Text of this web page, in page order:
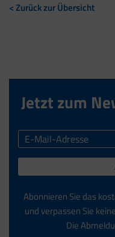
< Zurück zur Übersicht
Jetzt zum
Abonnieren Sie das
und verpassen Sie
Die